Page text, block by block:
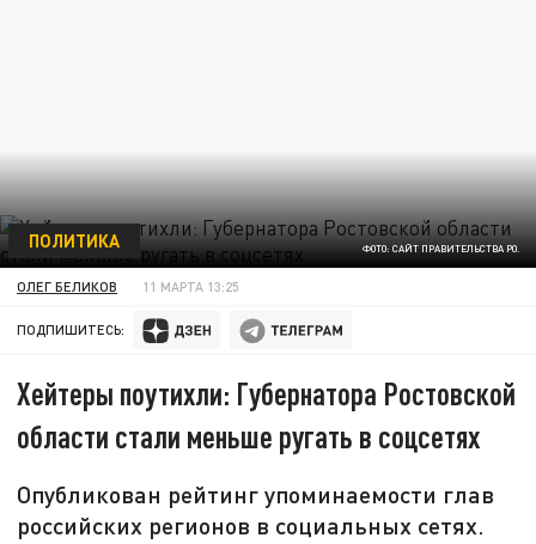
ФОТО: САЙТ ПРАВИТЕЛЬСТВА РО.
ПОЛИТИКА
ОЛЕГ БЕЛИКОВ 11 МАРТА 13:25
ПОДПИШИТЕСЬ:
Хейтеры поутихли: Губернатора Ростовской
области стали меньше ругать в соцсетях
Опубликован рейтинг упоминаемости глав
российских регионов в социальных сетях.